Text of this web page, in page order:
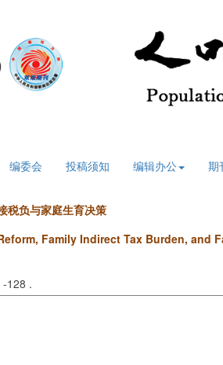
编委会 投稿须知 编辑办公 期
税负与家庭生育决策
Family Indirect Tax Burden, and
128 .